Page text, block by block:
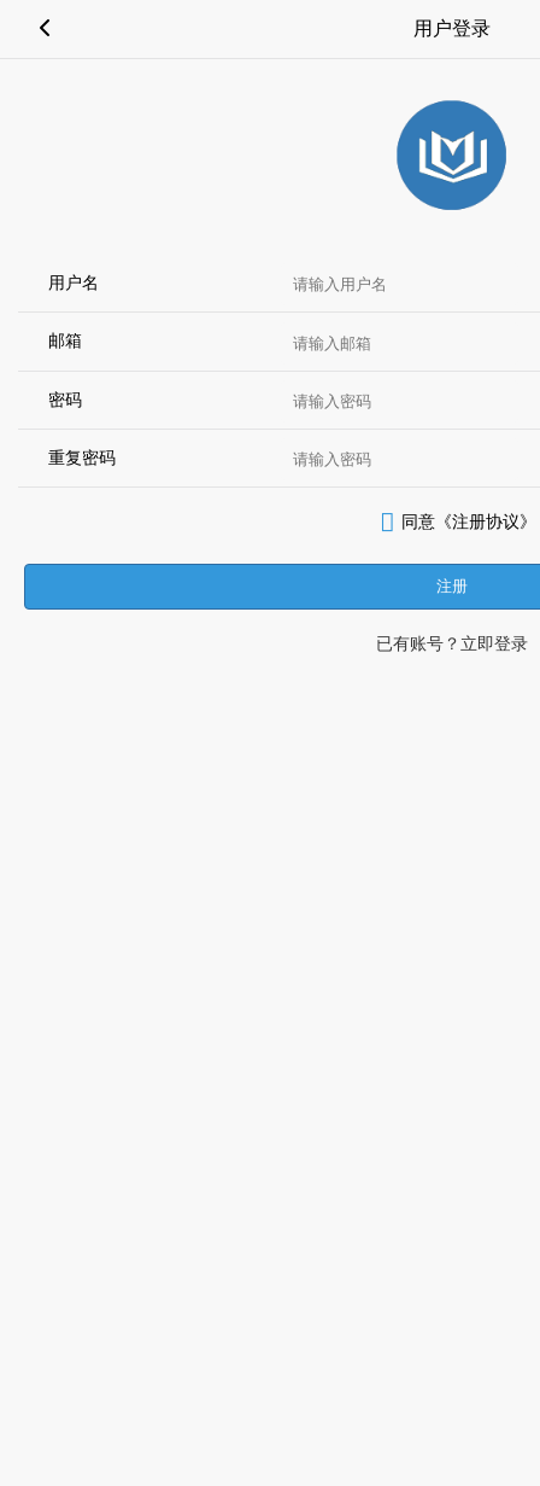
用户登录
用户名
邮箱
密码
重复密码
同意《注册协议》
注册
已有账号？立即登录